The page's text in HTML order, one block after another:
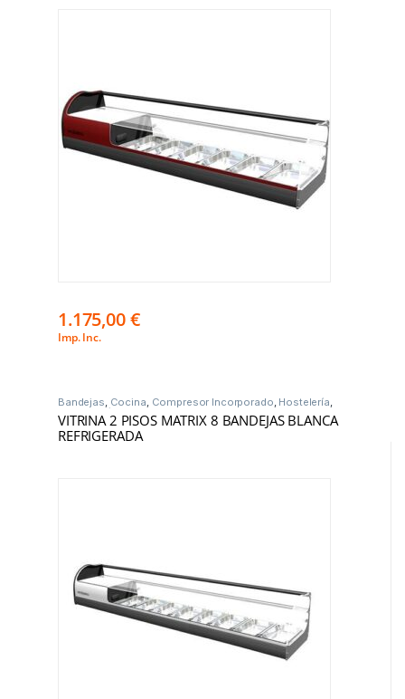
1.175,00€
Imp. Inc.
Bandejas, Cocina, Compresor Incorporado, Hostelería,
Vitrinas Frío
VITRINA 2 PISOS MATRIX 8 BANDEJAS BLANCA
REFRIGERADA